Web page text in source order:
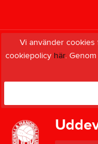
Vi använder
cookiepolicy här.